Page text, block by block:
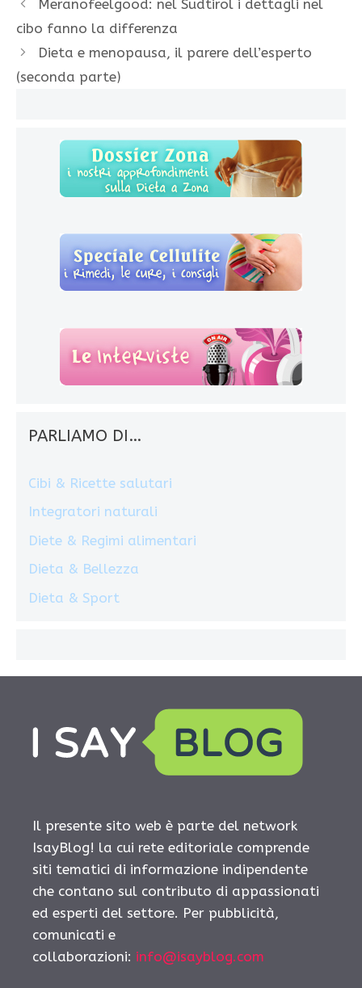
Meranofeelgood: nel Sudtirol i dettagli nel
cibo fanno la differenza
Dieta e menopausa, il parere dell’esperto
(seconda parte)
PARLIAMO DI…
Cibi & Ricette salutari
Integratori naturali
Diete & Regimi alimentari
Dieta & Bellezza
Dieta & Sport
Il presente sito web è parte del network
IsayBlog! la cui rete editoriale comprende
siti tematici di informazione indipendente
che contano sul contributo di appassionati
ed esperti del settore. Per pubblicità,
comunicati e
collaborazioni: info@isayblog.com